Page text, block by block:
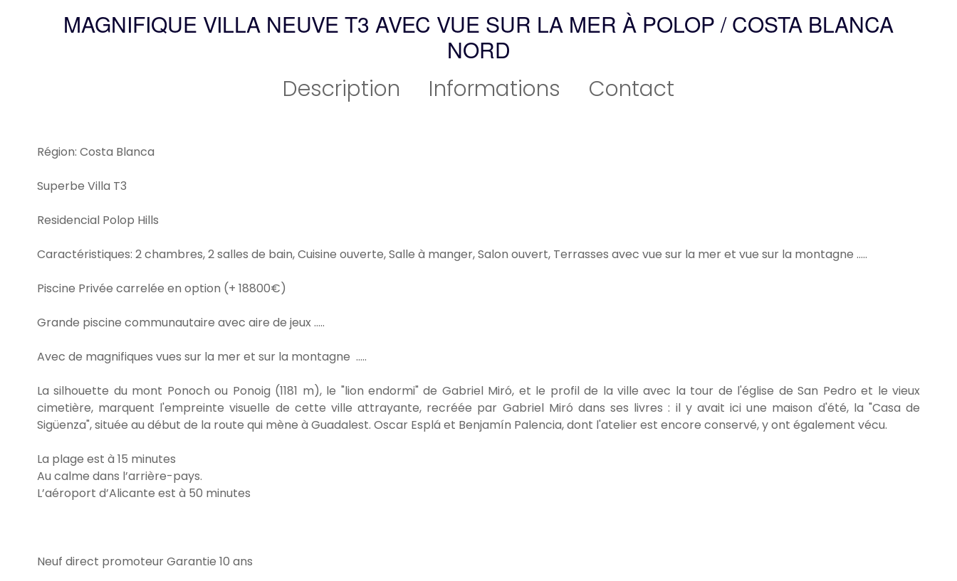
MAGNIFIQUE VILLA NEUVE T3 AVEC VUE SUR LA MER À POLOP / COSTA BLANCA
NORD
Description Informations Contact
Région: Costa Blanca
Superbe Villa T3
Residencial Polop Hills
Caractéristiques: 2 chambres, 2 salles de bain, Cuisine ouverte, Salle à manger, Salon ouvert, Terrasses avec vue sur la mer et vue sur la montagne .....
Piscine Privée carrelée en option (+ 18800€)
Grande piscine communautaire avec aire de jeux .....
Avec de magnifiques vues sur la mer et sur la montagne .....
La silhouette du mont Ponoch ou Ponoig (1181 m), le "lion endormi" de Gabriel Miró, et le profil de la ville avec la tour de l'église de San Pedro et le vieux
cimetière, marquent l'empreinte visuelle de cette ville attrayante, recréée par Gabriel Miró dans ses livres : il y avait ici une maison d'été, la "Casa de
Sigüenza", située au début de la route qui mène à Guadalest. Oscar Esplá et Benjamín Palencia, dont l'atelier est encore conservé, y ont également vécu.
La plage est à 15 minutes
Au calme dans l’arrière-pays.
L’aéroport d’Alicante est à 50 minutes
Neuf direct promoteur Garantie 10 ans